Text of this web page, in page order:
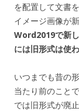
を配置して文書
イメージ画像が
Word2019で新
には旧形式は使
いつまでも昔の
当たり前のこと
では旧形式が廃